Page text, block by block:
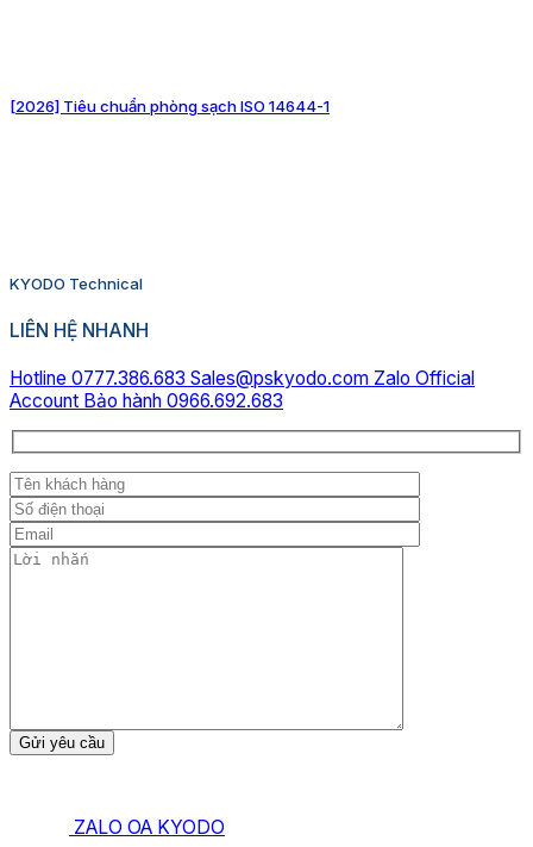
[2026] Tiêu chuẩn phòng sạch ISO 14644-1
KYODO Technical
LIÊN HỆ NHANH
Hotline 0777.386.683 Sales@pskyodo.com Zalo Official
Account Bảo hành 0966.692.683
ZALO OA KYODO